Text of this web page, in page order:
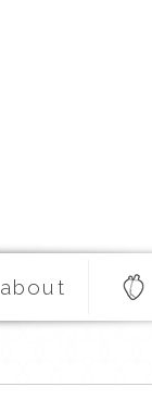
about